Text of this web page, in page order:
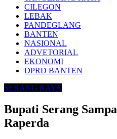
CILEGON
LEBAK
PANDEGLANG
BANTEN
NASIONAL
ADVETORIAL
EKONOMI
DPRD BANTEN
SERANG RAYA
Bupati Serang
Raperda